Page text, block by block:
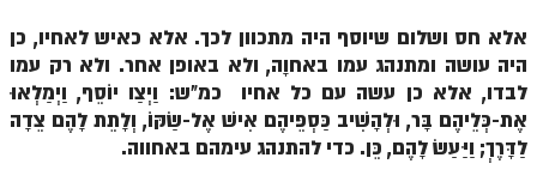
ספר הזוהר הקדוש זוהר ויקרא השקפה
ספר הזוהר הקדוש זוהר ויקרא מתקדמים
זוהר צו מתחילים
זוהר צו מתקדמים
אלא חס ושלום שיוסף היה מתכוון לכך. אלא כאיש לאחיו, כן
היה עושה ומתנהג עמו באחוָה, ולא באופן אחר. ולא רק עמו
לבדו, אלא כן עשה עם כל אחיו כמ"ש: וַיְצַו יוֹסֵף, וַיְמַלְאוּ
אֶת-כְּלֵיהֶם בָּר, וּלְהָשִׁיב כַּסְפֵּיהֶם אִישׁ אֶל-שַׂקּוֹ, וְלָתֵת לָהֶם צֵדָה
לַדָּרֶךְ; וַיַּעַשׂ לָהֶם, כֵּן. כדי להתנהג עימהם באחווה.